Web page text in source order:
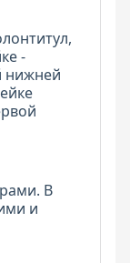
-
нижней
В
и